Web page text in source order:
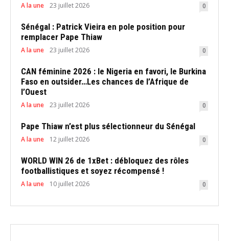
A la une 23 juillet 2026 0
Sénégal : Patrick Vieira en pole position pour
remplacer Pape Thiaw
A la une 23 juillet 2026 0
CAN féminine 2026 : le Nigeria en favori, le Burkina
Faso en outsider…Les chances de l’Afrique de
l’Ouest
A la une 23 juillet 2026 0
Pape Thiaw n’est plus sélectionneur du Sénégal
A la une 12 juillet 2026 0
WORLD WIN 26 de 1xBet : débloquez des rôles
footballistiques et soyez récompensé !
A la une 10 juillet 2026 0